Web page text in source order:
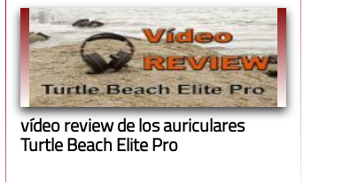
vídeo review de los auriculares
Turtle Beach Elite Pro